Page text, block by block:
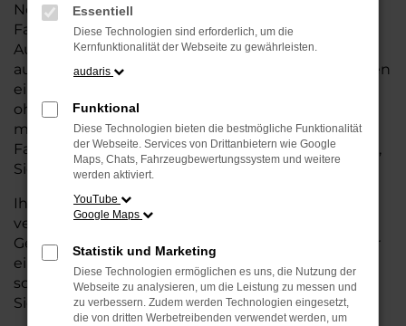
Nordenham, die ein zuverlässiges und modernes
Fahrzeug suchen.Mit seiner erstklassigen
Ausstattung, der niedrigen Laufleistung und der
ausgezeichneten Pflege ist dieser Gebrauchtwagen
eine kostengünstige Alternative zum Neuwagen,
ohne auf Komfort und Qualität verzichten zu
müssen. Ob im Stadtverkehr oder für längere
Fahrten, der Arteon überzeugt durch Fahrkomfort,
Sicherheit und Wirtschaftlichkeit.
Ihr VW Autohaus in Nordenham ist Ihr
vertrauenswürdiger Partner, wenn es um
Gebrauchtwagen geht. Wir bieten Ihnen nicht nur
eine große Auswahl an geprüften Fahrzeugen,
sondern auch eine fachkundige Beratung, damit
Sie das für Sie passende Modell finden.
Essentiell
Diese Technologien sind erforderlich, um die
Kernfunktionalität der Webseite zu gewährleisten.
audaris
Funktional
Diese Technologien bieten die bestmögliche Funktionalität
der Webseite. Services von Drittanbietern wie Google
Maps, Chats, Fahrzeugbewertungssystem und weitere
werden aktiviert.
YouTube
Google Maps
Statistik und Marketing
Diese Technologien ermöglichen es uns, die Nutzung der
Webseite zu analysieren, um die Leistung zu messen und
zu verbessern. Zudem werden Technologien eingesetzt,
die von dritten Werbetreibenden verwendet werden, um